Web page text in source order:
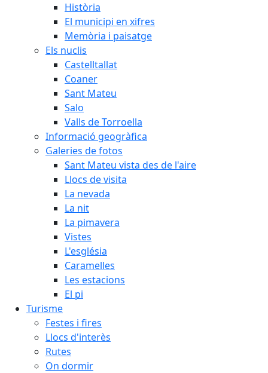
Història
El municipi en xifres
Memòria i paisatge
Els nuclis
Castelltallat
Coaner
Sant Mateu
Salo
Valls de Torroella
Informació geogràfica
Galeries de fotos
Sant Mateu vista des de l'aire
Llocs de visita
La nevada
La nit
La pimavera
Vistes
L'església
Caramelles
Les estacions
El pi
Turisme
Festes i fires
Llocs d'interès
Rutes
On dormir